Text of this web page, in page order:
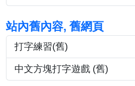
站內舊內容, 舊網頁
打字練習(舊)
中文方塊打字遊戲 (舊)